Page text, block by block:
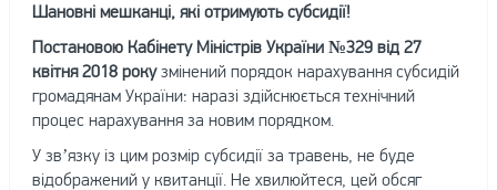
Шановні мешканці, які отримують субсидії!
Постановою Кабінету Міністрів України №329 від 27
квітня 2018 рокузмінений порядок нарахування субсидій
громадянам України: наразі здійснюється технічний
процес нарахування за новим порядком.
У зв’язку із цим розмір субсидії за травень, не буде
відображений у квитанції. Не хвилюйтеся, цей обсяг